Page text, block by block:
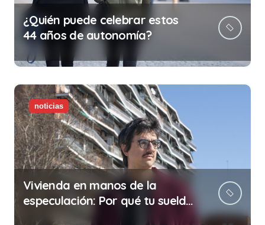
¿Quién puede celebrar estos
44 años de autonomía?
noticias
Vivienda en manos de la
especulación: Por qué tu sueldo